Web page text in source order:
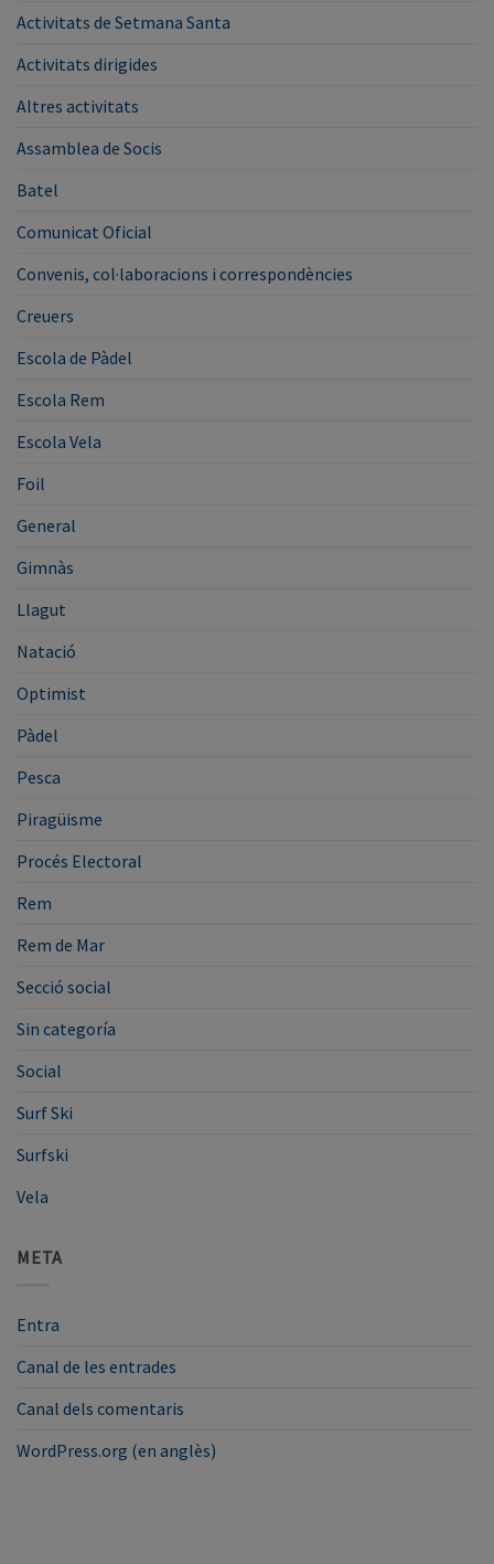
Activitats de Setmana Santa
Activitats dirigides
Altres activitats
Assamblea de Socis
Batel
Comunicat Oficial
Convenis, col·laboracions i correspondències
Creuers
Escola de Pàdel
Escola Rem
Escola Vela
Foil
General
Gimnàs
Llagut
Natació
Optimist
Pàdel
Pesca
Piragüisme
Procés Electoral
Rem
Rem de Mar
Secció social
Sin categoría
Social
Surf Ski
Surfski
Vela
META
Entra
Canal de les entrades
Canal dels comentaris
WordPress.org (en anglès)